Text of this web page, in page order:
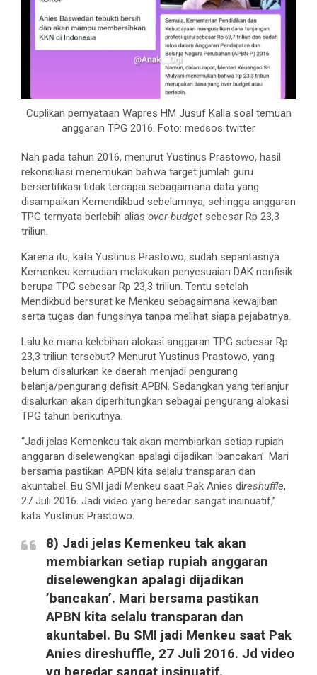
Cuplikan pernyataan Wapres HM Jusuf Kalla soal temuan
anggaran TPG 2016. Foto: medsos twitter
Nah pada tahun 2016, menurut Yustinus Prastowo, hasil
rekonsiliasi menemukan bahwa target jumlah guru
bersertifikasi tidak tercapai sebagaimana data yang
disampaikan Kemendikbud sebelumnya, sehingga anggaran
TPG ternyata berlebih alias over-budget sebesar Rp 23,3
triliun.
Karena itu, kata Yustinus Prastowo, sudah sepantasnya
Kemenkeu kemudian melakukan penyesuaian DAK nonfisik
berupa TPG sebesar Rp 23,3 triliun. Tentu setelah
Mendikbud bersurat ke Menkeu sebagaimana kewajiban
serta tugas dan fungsinya tanpa melihat siapa pejabatnya.
Lalu ke mana kelebihan alokasi anggaran TPG sebesar Rp
23,3 triliun tersebut? Menurut Yustinus Prastowo, yang
belum disalurkan ke daerah menjadi pengurang
belanja/pengurang defisit APBN. Sedangkan yang terlanjur
disalurkan akan diperhitungkan sebagai pengurang alokasi
TPG tahun berikutnya.
“Jadi jelas Kemenkeu tak akan membiarkan setiap rupiah
anggaran diselewengkan apalagi dijadikan ’bancakan’. Mari
bersama pastikan APBN kita selalu transparan dan
akuntabel. Bu SMI jadi Menkeu saat Pak Anies direshuffle,
27 Juli 2016. Jadi video yang beredar sangat insinuatif,”
kata Yustinus Prastowo.
8) Jadi jelas Kemenkeu tak akan
membiarkan setiap rupiah anggaran
diselewengkan apalagi dijadikan
’bancakan’. Mari bersama pastikan
APBN kita selalu transparan dan
akuntabel. Bu SMI jadi Menkeu saat Pak
Anies direshuffle, 27 Juli 2016. Jd video